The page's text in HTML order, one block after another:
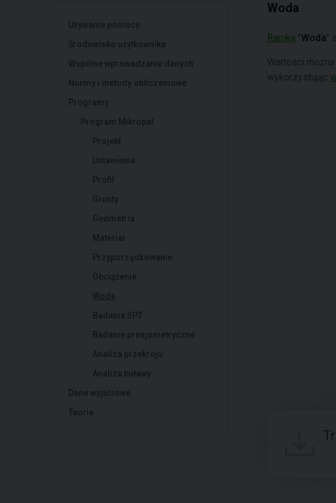
Używanie pomocy
Środowisko użytkownika
Wspólne wprowadzanie danych
Normy i metody obliczeniowe
Programy
Program Mikropal
Projekt
Ustawienia
Profil
Grunty
Geometria
Materiał
Przyporządkowanie
Obciążenie
Woda
Badania SPT
Badanie presjometryczne
Analiza przekroju
Analiza buławy
Dane wyjściowe
Teoria
Woda
Ramka "Woda"
Wartości
wykorzystując